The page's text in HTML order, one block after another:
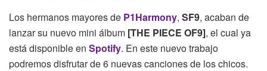
Los hermanos mayores de P1Harmony, SF9, acaban de
lanzar su nuevo mini álbum [THE PIECE OF9], el cual ya
está disponible en Spotify. En este nuevo trabajo
podremos disfrutar de 6 nuevas canciones de los chicos.